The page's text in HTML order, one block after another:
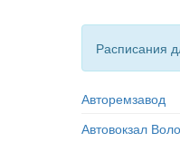
Расписания
Авторемзавод
Автовокзал